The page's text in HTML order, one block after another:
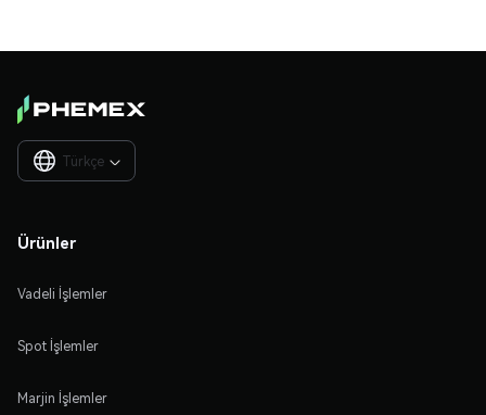
Türkçe 
Ürünler
Vadeli İşlemler
Spot İşlemler
Marjin İşlemler